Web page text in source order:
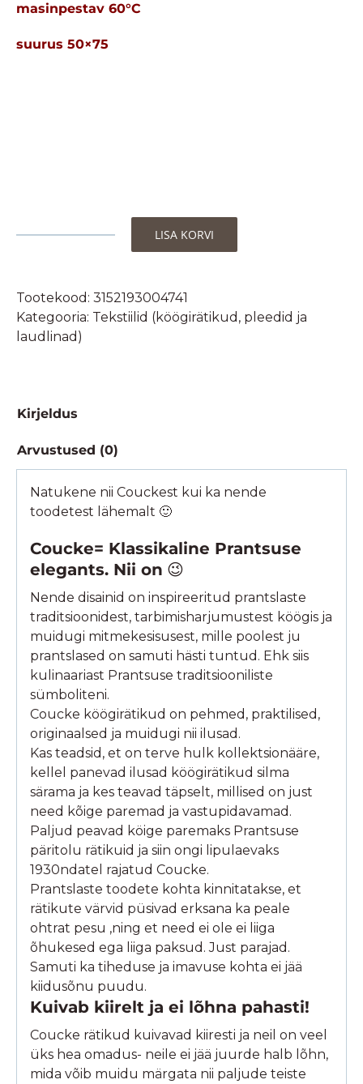
masinpestav 60°C
suurus 50×75
bistrot-
100%
puuvill,
LISA KORVI
Tootekood: 3152193004741
Kategooria: Tekstiilid (köögirätikud, pleedid ja
laudlinad)
Kirjeldus
Arvustused (0)
Natukene nii Couckest kui ka nende
toodetest lähemalt 🙂
Coucke= Klassikaline Prantsuse
elegants. Nii on 😉
Nende disainid on inspireeritud prantslaste
traditsioonidest, tarbimisharjumustest köögis ja
muidugi mitmekesisusest, mille poolest ju
prantslased on samuti hästi tuntud. Ehk siis
kulinaariast Prantsuse traditsiooniliste
sümboliteni.
Coucke köögirätikud on pehmed, praktilised,
originaalsed ja muidugi nii ilusad.
Kas teadsid, et on terve hulk kollektsionääre,
kellel panevad ilusad köögirätikud silma
särama ja kes teavad täpselt, millised on just
need kõige paremad ja vastupidavamad.
Paljud peavad köige paremaks Prantsuse
päritolu rätikuid ja siin ongi lipulaevaks
1930ndatel rajatud Coucke.
Prantslaste toodete kohta kinnitatakse, et
rätikute värvid püsivad erksana ka peale
ohtrat pesu ,ning et need ei ole ei liiga
õhukesed ega liiga paksud. Just parajad.
Samuti ka tiheduse ja imavuse kohta ei jää
kiidusõnu puudu.
Kuivab kiirelt ja ei lõhna pahasti!
Coucke rätikud kuivavad kiiresti ja neil on veel
üks hea omadus- neile ei jää juurde halb lõhn,
mida võib muidu märgata nii paljude teiste